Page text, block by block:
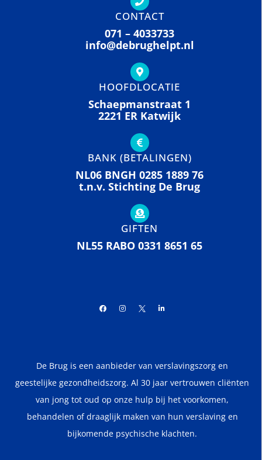
CONTACT
071 – 4033733
info@debrughelpt.nl
HOOFDLOCATIE
Schaepmanstraat 1
2221 ER Katwijk
BANK (BETALINGEN)
NL06 BNGH 0285 1889 76
t.n.v. Stichting De Brug
GIFTEN
NL55 RABO 0331 8651 65
De Brug is een aanbieder van verslavingszorg en
geestelijke gezondheidszorg. Al 30 jaar vertrouwen cliënten
van jong tot oud op onze hulp bij het voorkomen,
behandelen of draaglijk maken van hun verslaving en
bijkomende psychische klachten.